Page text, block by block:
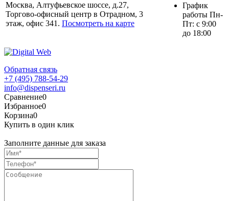
Москва, Алтуфьевское шоссе, д.27,
Торгово-офисный центр в Отрадном, 3
этаж, офис 341. Посмотреть на карте
График
работы Пн-
Пт: с 9:00
до 18:00
Обратная связь
+7 (495) 788-54-29
info@dispenseri.ru
Сравнение0
Избранное0
Корзина0
Купить в один клик
Заполните данные для заказа